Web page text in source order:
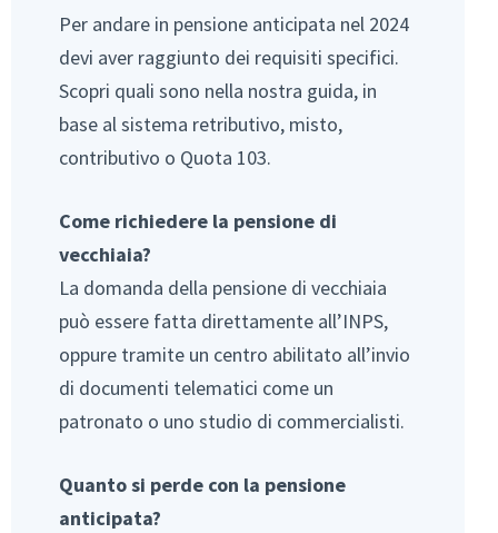
Per andare in pensione anticipata nel 2024
devi aver raggiunto dei requisiti specifici.
Scopri quali sono nella nostra guida, in
base al sistema retributivo, misto,
contributivo o Quota 103.
Come richiedere la pensione di
vecchiaia?
La domanda della pensione di vecchiaia
può essere fatta direttamente all’INPS,
oppure tramite un centro abilitato all’invio
di documenti telematici come un
patronato o uno studio di commercialisti.
Quanto si perde con la pensione
anticipata?